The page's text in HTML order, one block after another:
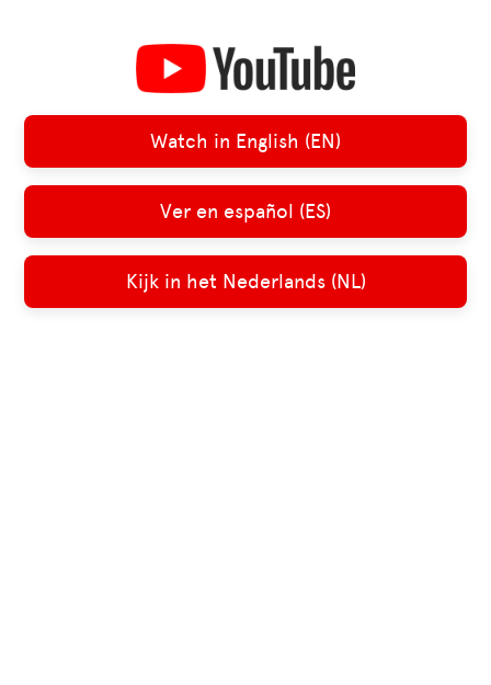
Watch in English (EN)
Ver en español (ES)
Kijk in het Nederlands (NL)